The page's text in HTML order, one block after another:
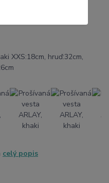
krk:24-26cm
celý popis